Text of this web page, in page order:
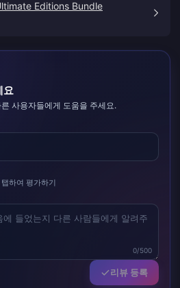
Editions Bundle
요
사용자들에게 도움을 주세요.
탭하여 평가하기
0/500
리뷰 등록